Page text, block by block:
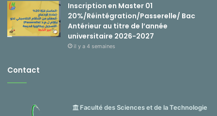
Inscription en Master 01
20%/Réintégration/Passerelle/ Bac
Antérieur au titre de l’année
universitaire 2026-2027
il y a 4 semaines
Contact
Faculté des Sciences et de la Technologie